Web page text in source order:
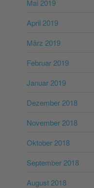
Mai 2019
April 2019
März 2019
Februar 2019
Januar 2019
Dezember 2018
November 2018
Oktober 2018
September 2018
August 2018